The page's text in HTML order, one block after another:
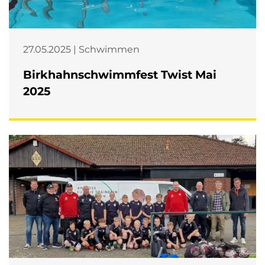
27.05.2025 | Schwimmen
Birkhahnschwimmfest Twist Mai
2025